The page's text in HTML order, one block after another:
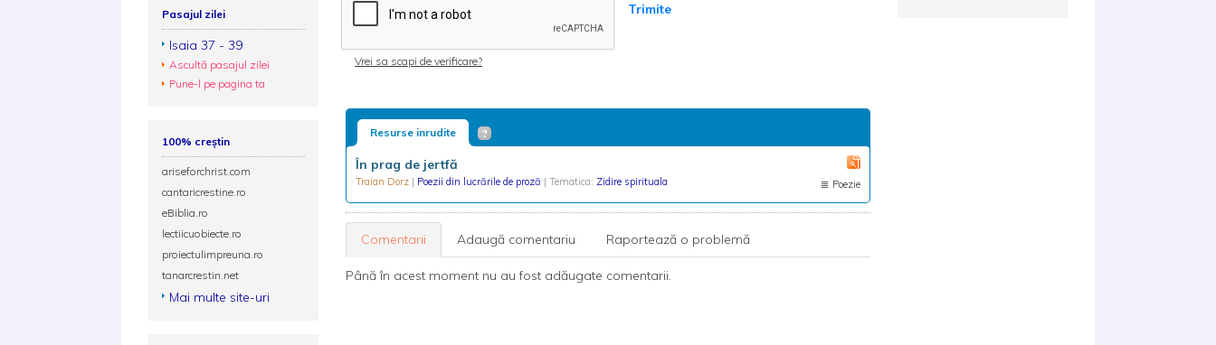
Trimite
Vrei sa scapi de verificare?
Resurse inrudite
În prag de jertfă
Traian Dorz | Poezii din lucrările de proză | Tematica: Zidire spirituala Poezie
Comentarii Adaugă comentariu Raportează o problemă
Până în acest moment nu au fost adăugate comentarii.
Pasajul zilei
Isaia 37 - 39
Ascultă pasajul zilei
Pune-l pe pagina ta
100% creștin
ariseforchrist.com
cantaricrestine.ro
eBiblia.ro
lectiicuobiecte.ro
proiectulimpreuna.ro
tanarcrestin.net
Mai multe site-uri